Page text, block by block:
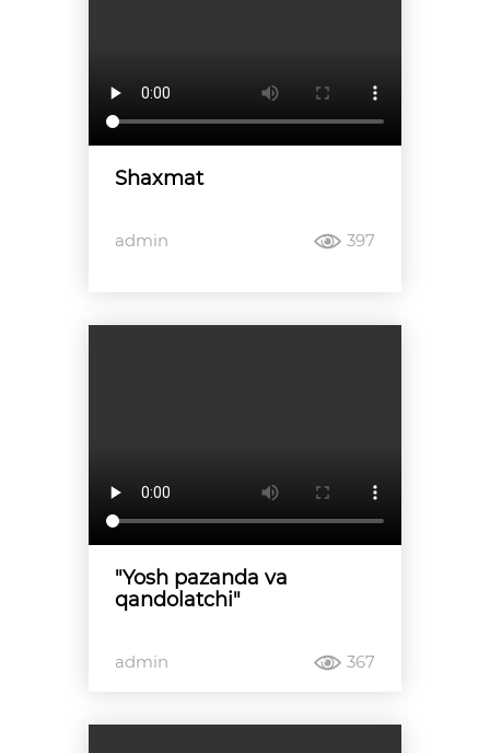
Shaxmat
admin 397
"Yosh pazanda va
qandolatchi"
admin 367